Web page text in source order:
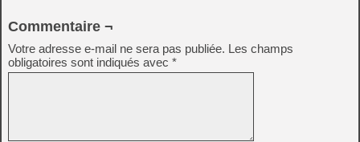
Commentaire ¬
Votre adresse e-mail ne sera pas publiée. Les champs
obligatoires sont indiqués avec *